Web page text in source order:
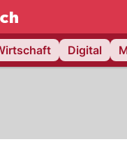
Digital